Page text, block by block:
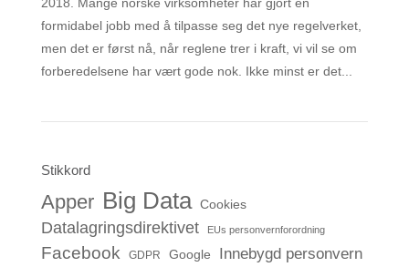
formidabel jobb med å tilpasse seg det nye regelverket,
men det er først nå, når reglene trer i kraft, vi vil se om
forberedelsene har vært gode nok. Ikke minst er det...
Stikkord
Apper Big Data Cookies
Datalagringsdirektivet EUs personvernforordning
Facebook GDPR Google Innebygd personvern